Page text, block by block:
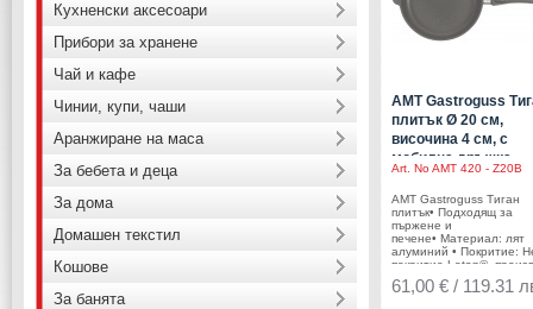
AMT Gastroguss
плитък Ø 20 см,
височина 4 см, с
мобилна дръжка
Art. NoAMT 420 - Z20B
AMT Gastroguss Тиган
плитък• Подходящ за
пържене и
печене• Материал: лят
алуминий • Покритие:
покритие Lotan®,
и сертифицирано в
Германия, с гаранции за
61,00 € / 119.31
Кухненски аксесоари
Прибори за хранене
Чай и кафе
Чинии, купи, чаши
Аранжиране на маса
За бебета и деца
За дома
Домашен текстил
Кошове
За банята